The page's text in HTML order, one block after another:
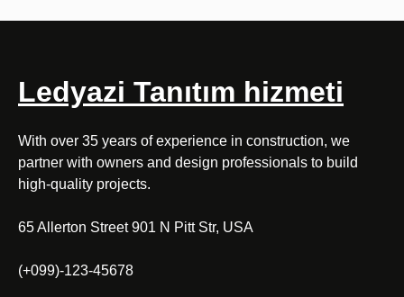
Ledyazi Tanıtım hizmeti
With over 35 years of experience in construction, we
partner with owners and design professionals to build
high-quality projects.
65 Allerton Street 901 N Pitt Str, USA
(+099)-123-45678